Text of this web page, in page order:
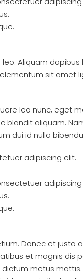
Aliquam
sit amet
leo nunc, eget
blandit aliquam.
dui id nulla
adipiscing elit.
adipiscing
Donec et justo
et magnis dis
metus